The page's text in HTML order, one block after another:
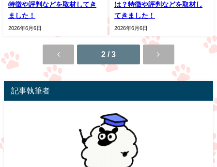
特徴や評判などを取材してき
ました！
2026年6月6日
は？特徴や評判などを取材し
てきました！
2026年6月6日
2 / 3
記事執筆者